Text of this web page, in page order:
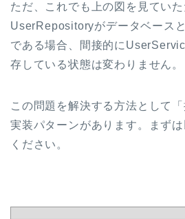
ただ、これでも上の図を見ていた
UserRepositoryがデータベース
である場合、間接的に
存している状態は変わりません。
この問題を解決する方法として
実装パターンがあります。まず
ください。